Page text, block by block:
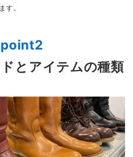
す。
point2
とアイテムの種類